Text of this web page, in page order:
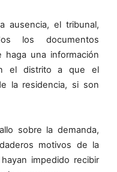
ausencia, el tribunal,
los documentos
haga una información
el distrito a que el
la residencia, si son
sobre la demanda,
motivos de la
impedido recibir